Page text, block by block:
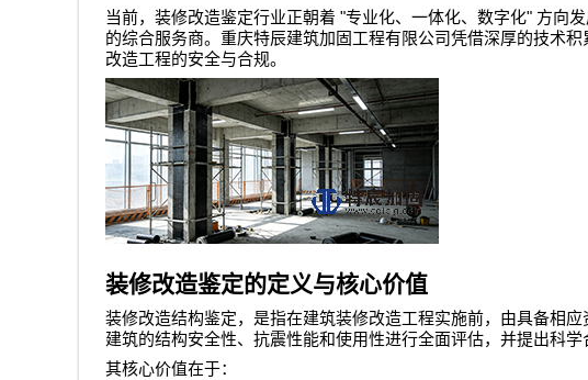
当前，装修改造鉴定行业正朝着 "专业化、一体化、数字化" 方向
的综合服务商。 重庆特辰建筑加固工程有限公司 凭借深厚的技术
改造工程的安全与合规。
装修改造鉴定的定义与核心价值
装修改造结构鉴定，是指在建筑装修改造工程实施前，由具备相
建筑的结构安全性、抗震性能和使用性进行全面评估，并提出科
其核心价值在于：